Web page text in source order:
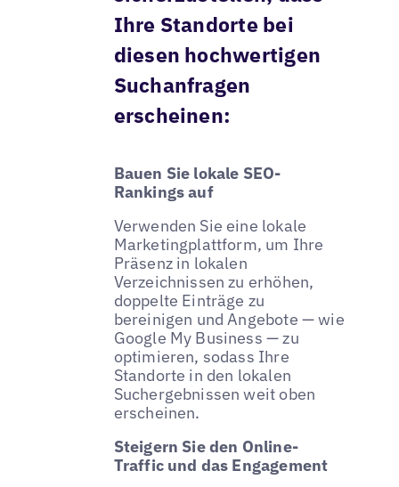
Ihre Standorte bei
diesen hochwertigen
Suchanfragen
erscheinen:
Bauen Sie lokale SEO-
Rankings auf
Verwenden Sie eine lokale
Marketingplattform, um Ihre
Präsenz in lokalen
Verzeichnissen zu erhöhen,
doppelte Einträge zu
bereinigen und Angebote — wie
Google My Business — zu
optimieren, sodass Ihre
Standorte in den lokalen
Suchergebnissen weit oben
erscheinen.
Steigern Sie den Online-
Traffic und das Engagement